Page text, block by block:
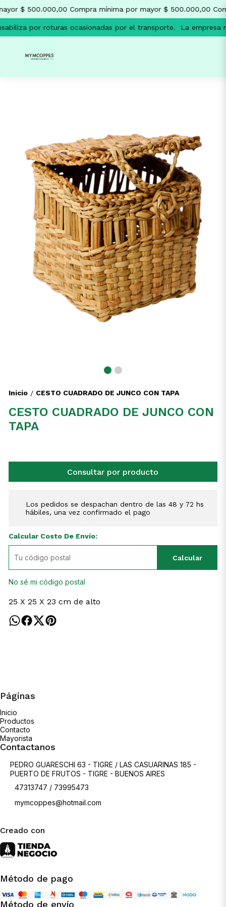
$ 500.000,00 Compra mínima por mayor $ 500.000,00
por roturas ocasionadas por el transporte. La empresa
Inicio / CESTO CUADRADO DE JUNCO CON TAPA
CESTO CUADRADO DE JUNCO CON
TAPA
Consultar por producto
Los pedidos se despachan dentro de las 48 y 72 hs
hábiles, una vez confirmado el pago
Calcular Costo De Envío:
Calcular
No sé mi código postal
25 X 25 X 23 cm de alto
Páginas
Inicio
Productos
Contacto
Mayorista
Contactanos
PEDRO GUARESCHI 63 - TIGRE / LAS CASUARINAS 185 -
PUERTO DE FRUTOS - TIGRE - BUENOS AIRES
47313747 / 73995473
mymcoppes@hotmail.com
Creado con
Método de pago
Método de envío